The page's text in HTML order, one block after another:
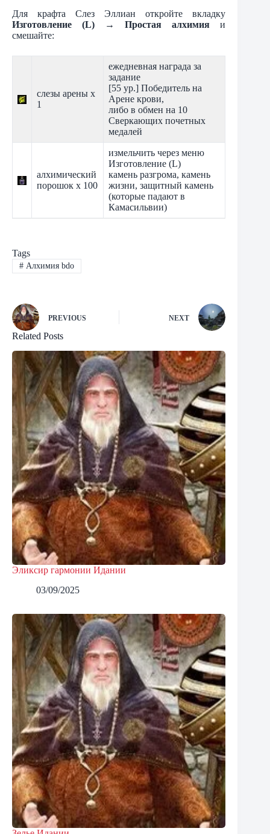
Для крафта Слез Эллиан откройте вкладку
Изготовление (L) → Простая алхимия и
смешайте:
слезы арены х
1
ежедневная награда за
задание
[55 ур.] Победитель на
Арене крови,
либо в обмен на 10
Сверкающих почетных
медалей
алхимический
порошок х 100
измельчить через меню
Изготовление (L)
камень разгрома, камень
жизни, защитный камень
(которые падают в
Камасильвии)
Tags
#Алхимия bdo
PREVIOUS NEXT
Related Posts
Эликсир гармонии Идании
03/09/2025